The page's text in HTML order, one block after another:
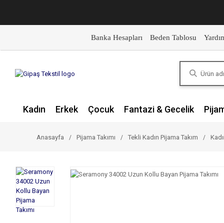
Banka Hesapları Beden Tablosu
Kadın Erkek Çocuk Fantazi & Gecelik
Anasayfa Pijama Takımı Tekli Kadın Pijama Takım